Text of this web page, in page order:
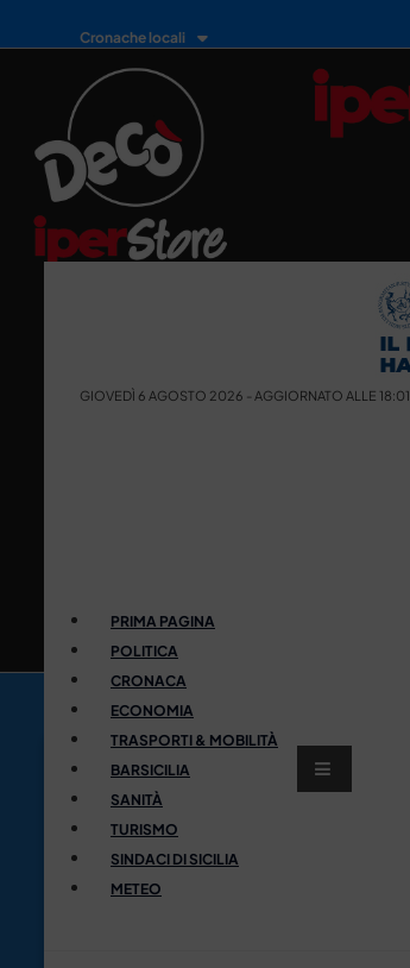
Cronache locali
GIOVEDÌ 6 AGOSTO 2026 - AGGIORNATO ALLE 18:01
PRIMA PAGINA
POLITICA
CRONACA
ECONOMIA
TRASPORTI & MOBILITÀ
BARSICILIA
SANITÀ
TURISMO
SINDACI DI SICILIA
METEO